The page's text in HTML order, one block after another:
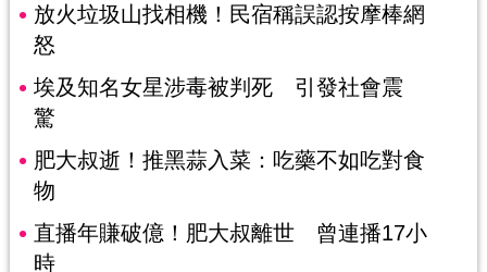
放火垃圾山找相機！民宿稱誤認按摩棒網
怒
埃及知名女星涉毒被判死 引發社會震
驚
肥大叔逝！推黑蒜入菜：吃藥不如吃對食
物
直播年賺破億！肥大叔離世 曾連播17小
時